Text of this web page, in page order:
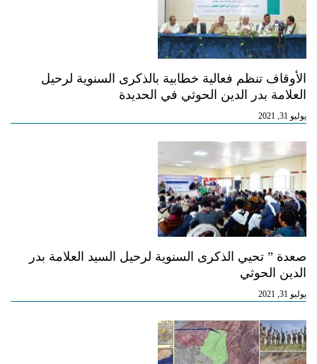
الأوقاف تنظم فعالية خطابية بالذكرى السنوية لرحيل
العلامة بدر الدين الحوثي في الحديدة
يوليو 31, 2021
صعدة ” تحيي الذكرى السنوية لرحيل السيد العلامة بدر
الدين الحوثي
يوليو 31, 2021